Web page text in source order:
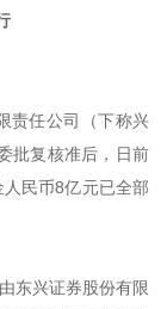
责任公司（下称兴
批复核准后，日前
民币8亿元已全部
东兴证券股份有限